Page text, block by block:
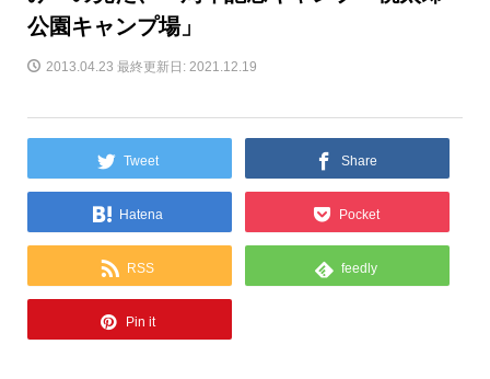
公園キャンプ場」
2013.04.23 最終更新日: 2021.12.19
Tweet Share
Hatena Pocket
RSS feedly
Pin it